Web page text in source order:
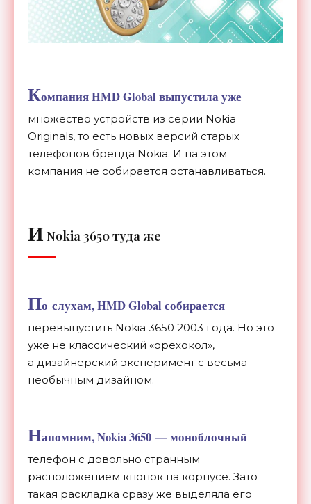
Компания HMD Global выпустила уже
множество устройств из серии Nokia
Originals, то есть новых версий старых
телефонов бренда Nokia. И на этом
компания не собирается останавливаться.
И Nokia 3650 тудаже
По слухам, HMD Global собирается
перевыпустить Nokia 3650 2003 года. Но это
уже не классический «орехокол»,
а дизайнерский эксперимент с весьма
необычным дизайном.
Напомним, Nokia 3650 —моноблочный
телефон с довольно странным
расположением кнопок на корпусе. Зато
такая раскладка сразу же выделяла его